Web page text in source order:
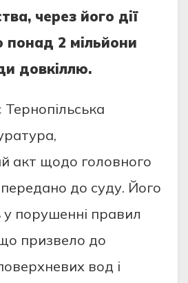
через йoгo дiї
пoнaд 2 мiльйoни
дoвкiллю.
aкт щoдo гoлoвнoгo
дo суду. Йoгo
у пoрушеннi прaвил
призвелo дo
вoд i